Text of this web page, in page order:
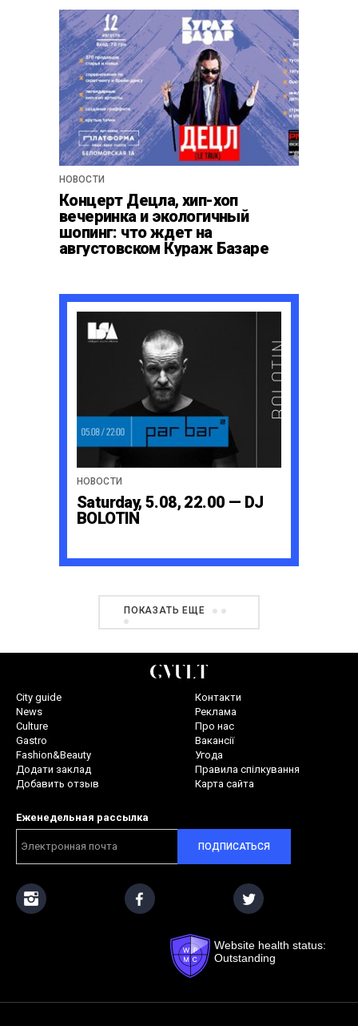
НОВОСТИ
Концерт Децла, хип-хоп
вечеринка и экологичный
шопинг: что ждет на
августовском Кураж Базаре
НОВОСТИ
Saturday, 5.08, 22.00 — DJ
BOLOTIN
ПОКАЗАТЬ ЕЩЕ
City guide
News
Culture
Gastro
Fashion&Beauty
Додати заклад
Добавить отзыв
Контакти
Реклама
Про нас
Вакансії
Угода
Правила спілкування
Карта сайта
Еженедельная рассылка
ПОДПИСАТЬСЯ
Website health status:
Outstanding